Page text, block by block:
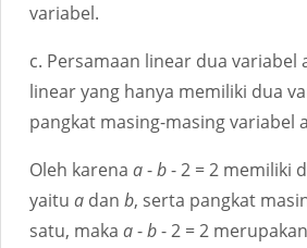
variabel.
c. Persamaan linear dua variabel
linear yang hanya memiliki dua
pangkat masing-masing variabel
Oleh karena a-b- 2 = 2 memiliki
yaitu a dan b, serta pangkat
satu, maka a-b- 2 = 2